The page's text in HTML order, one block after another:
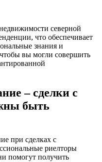
северной
что обеспечивает
знания и
вы могли совершить
– сделки с
быть
при сделках с
риелторы
помогут получить